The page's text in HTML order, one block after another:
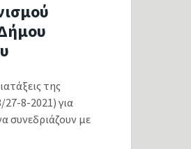
της
8-2021) για
συνεδριάζουν με